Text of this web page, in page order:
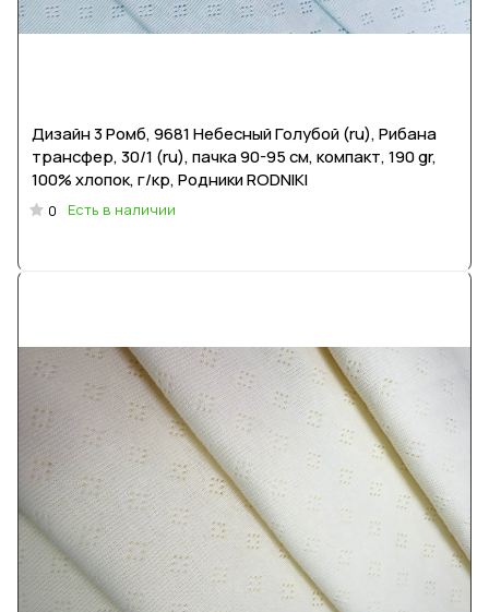
Дизайн 3 Ромб, 9681 Небесный Голубой (ru), Рибана
трансфер, 30/1 (ru), пачка 90-95 см, компакт, 190 gr,
100% хлопок, г/кр, Родники RODNIKI
0 Есть в наличии